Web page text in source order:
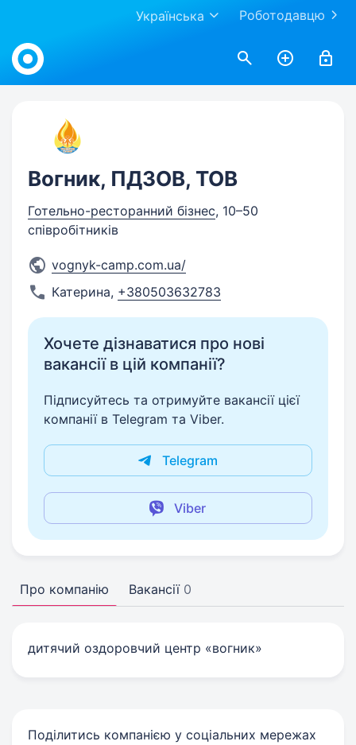
Роботодавцю
Українська
Work.ua
Вогник, ПДЗОВ, ТОВ
Готельно-ресторанний бізнес, 10–50
співробітників
vognyk-camp.com.ua/
Катерина, +380503632783
Хочете дізнаватися про нові
вакансії в цій компанії?
Підписуйтесь та отримуйте вакансії цієї
компанії в Telegram та Viber.
Telegram
Viber
Про компанію Вакансії 0
дитячий оздоровчий центр «вогник»
Поділитись компанією у соціальних мережах